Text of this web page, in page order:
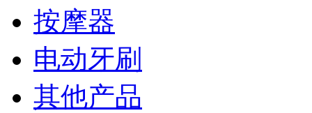
按摩器
电动牙刷
其他产品